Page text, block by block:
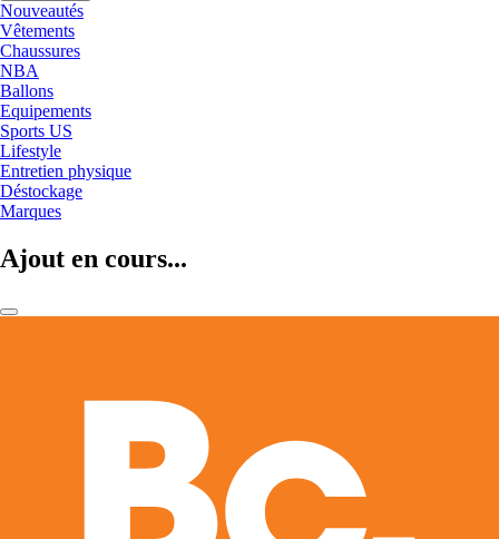
Nouveautés
Vêtements
Chaussures
NBA
Ballons
Equipements
Sports US
Lifestyle
Entretien physique
Déstockage
Marques
Ajout en cours...